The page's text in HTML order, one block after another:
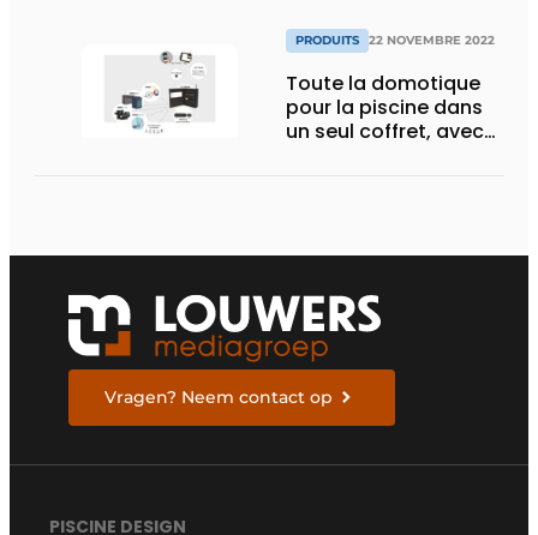
PRODUITS 22 NOVEMBRE 2022
Toute la domotique
pour la piscine dans
un seul coffret, avec
Vragen? Neem contact op
PISCINE DESIGN